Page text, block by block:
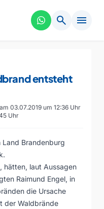
search menu
entsteht
03.07.2019 um 12:36 Uhr
Uhr
Brandenburg
hätten, laut Aussagen
Raimund Engel, in
die Ursache
der Waldbrände